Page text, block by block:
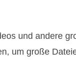
und andere
um große